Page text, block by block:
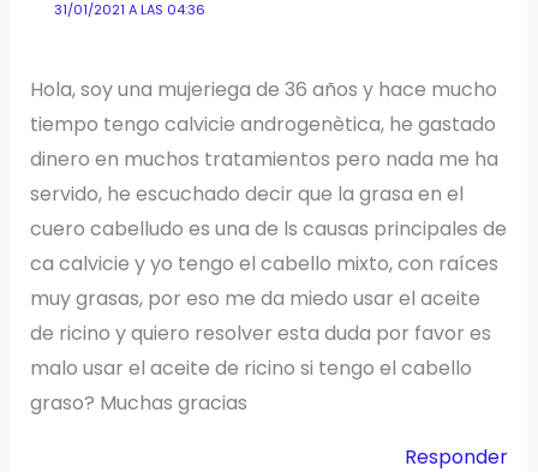
31/01/2021 A LAS 04:36
Hola, soy una mujeriega de 36 años y hace mucho
tiempo tengo calvicie androgenètica, he gastado
dinero en muchos tratamientos pero nada me ha
servido, he escuchado decir que la grasa en el
cuero cabelludo es una de ls causas principales de
ca calvicie y yo tengo el cabello mixto, con raíces
muy grasas, por eso me da miedo usar el aceite
de ricino y quiero resolver esta duda por favor es
malo usar el aceite de ricino si tengo el cabello
graso? Muchas gracias
Responder